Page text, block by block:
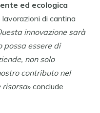
ed ecologica
lavorazioni di cantina
innovazione sarà
possa essere di
non solo
contributo nel
risorsa» conclude